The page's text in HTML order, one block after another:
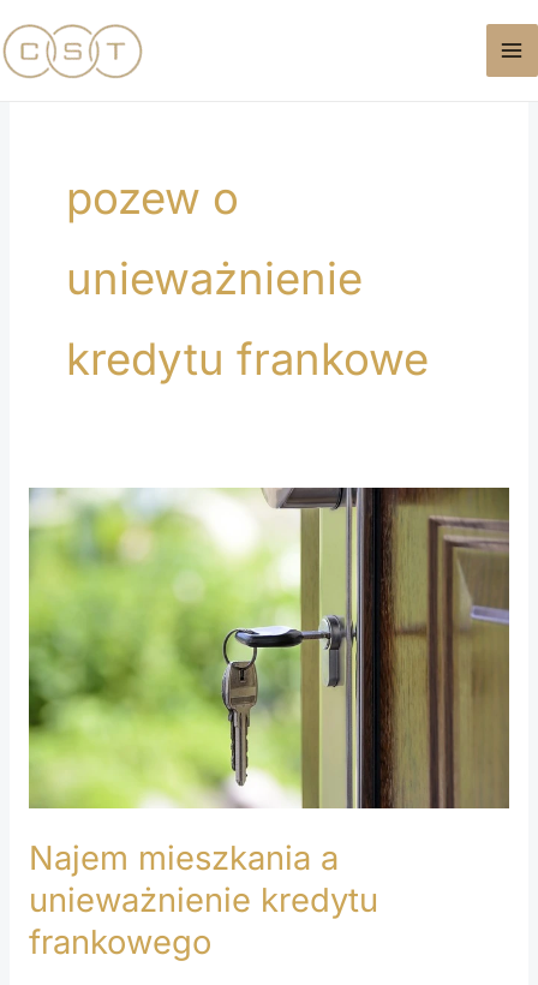
do
treści
pozew o
unieważnienie
kredytu frankowe
Najem mieszkania a
unieważnienie kredytu
frankowego
Najem
mieszkania
kredytu
frankowego